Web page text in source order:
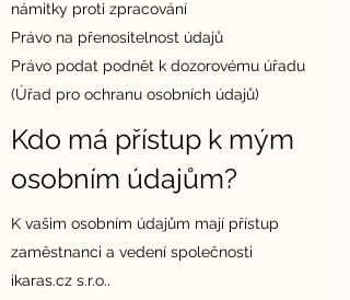
námitky proti zpracování
Právo na přenositelnost údajů
Právo podat podnět k dozorovému úřadu
(Úřad pro ochranu osobních údajů)
Kdo má přístup k mým
osobním údajům?
K vašim osobním údajům mají přístup
zaměstnanci a vedení společnosti
ikaras.cz s.r.o..